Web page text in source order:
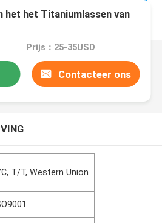
het het Titaniumlassen van
Prijs：25-35USD
Contacteer ons
T/T, Western Union